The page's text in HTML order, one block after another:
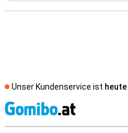
Unser Kundenservice ist heute